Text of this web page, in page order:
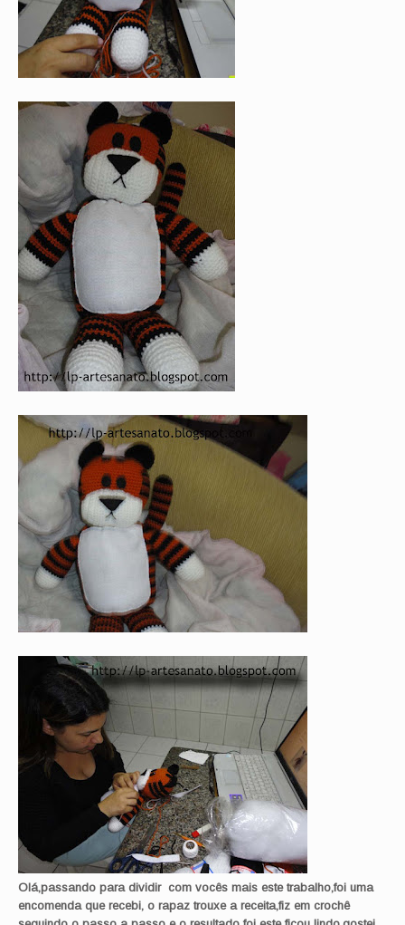
Olá,passando para dividir com vocês mais este trabalho,foi uma
encomenda que recebi, o rapaz trouxe a receita,fiz em crochê